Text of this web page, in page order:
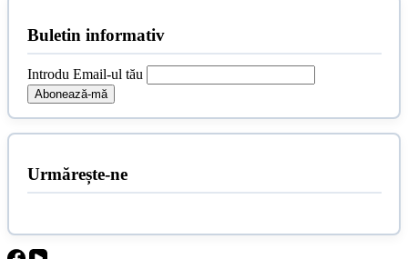
Buletin informativ
Introdu Email-ul tău
Urmărește-ne